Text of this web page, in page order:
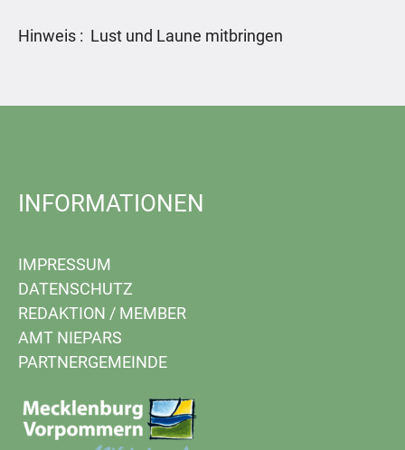
Hinweis : Lust und Laune mitbringen
INFORMATIONEN
IMPRESSUM
DATENSCHUTZ
REDAKTION / MEMBER
AMT NIEPARS
PARTNERGEMEINDE